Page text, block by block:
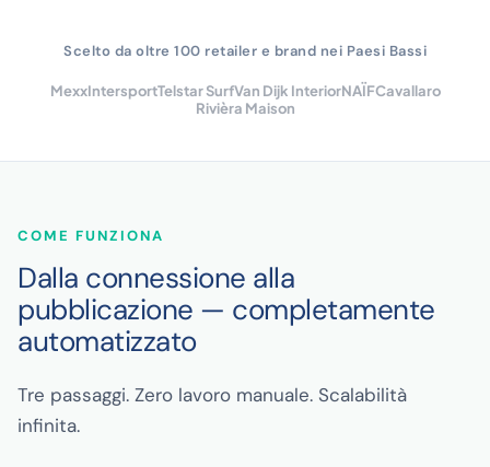
Scelto da oltre 100 retailer e brand nei Paesi Bassi
MexxIntersportTelstar SurfVan Dijk InteriorNAÏFCavallaro
Rivièra Maison
COME FUNZIONA
Dalla connessione alla
pubblicazione — completamente
automatizzato
Tre passaggi. Zero lavoro manuale. Scalabilità
infinita.